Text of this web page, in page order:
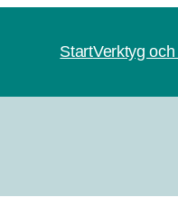
StartVerktyg